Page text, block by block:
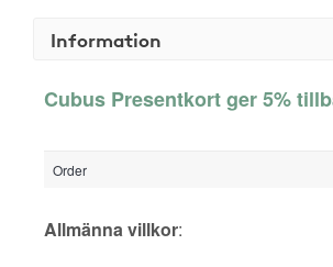
Information
Cubus Presentkort ger 5%
Order
Allmänna villkor: